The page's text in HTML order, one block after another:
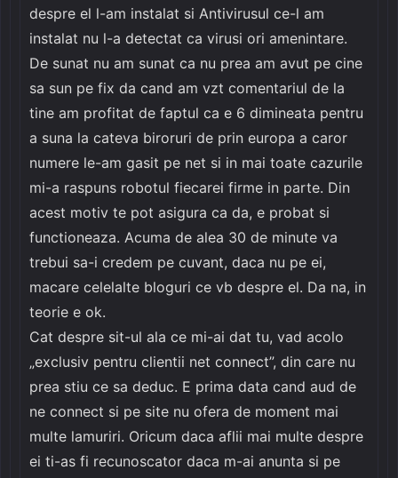
despre el l-am instalat si Antivirusul ce-l am
instalat nu l-a detectat ca virusi ori amenintare.
De sunat nu am sunat ca nu prea am avut pe cine
sa sun pe fix da cand am vzt comentariul de la
tine am profitat de faptul ca e 6 dimineata pentru
a suna la cateva biroruri de prin europa a caror
numere le-am gasit pe net si in mai toate cazurile
mi-a raspuns robotul fiecarei firme in parte. Din
acest motiv te pot asigura ca da, e probat si
functioneaza. Acuma de alea 30 de minute va
trebui sa-i credem pe cuvant, daca nu pe ei,
macare celelalte bloguri ce vb despre el. Da na, in
teorie e ok.
Cat despre sit-ul ala ce mi-ai dat tu, vad acolo
„exclusiv pentru clientii net connect”, din care nu
prea stiu ce sa deduc. E prima data cand aud de
ne connect si pe site nu ofera de moment mai
multe lamuriri. Oricum daca aflii mai multe despre
ei ti-as fi recunoscator daca m-ai anunta si pe